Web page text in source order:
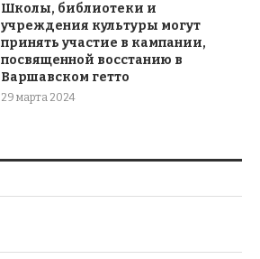
Школы, библиотеки и
учреждения культуры могут
принять участие в кампании,
посвященной восстанию в
Варшавском гетто
29 марта 2024